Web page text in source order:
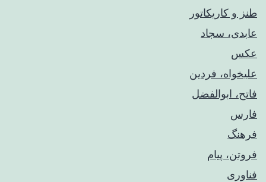
طنز و کاریکاتور
عابدی، سجاد
عکس
علیخواه، فردین
فاتح، ابوالفضل
فارس
فرهنگ
فروتن، پیام
فناوری